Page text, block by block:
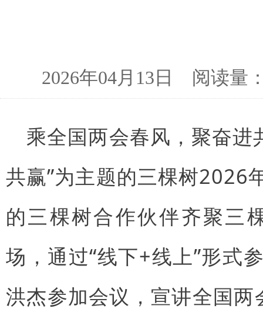
2026年04月13日 阅读
乘全国两会春风，聚奋
共赢”为主题的三棵树2026
的三棵树合作伙伴齐聚三
场，通过“线下+线上”形式
洪杰参加会议，宣讲全国